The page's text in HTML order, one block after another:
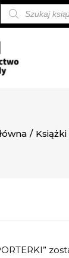
Wyszukiwarka
produktów
/ Książki